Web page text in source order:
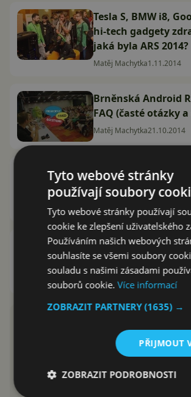
Tesla S, BMW i8,
hi-tech gadgety
jaká byla ARS 2014?
Matěj Machytka1.11.2014
Brněnská Android
FAQ (časté otázky
Matěj Machytka21.10.2014
Auta budoucnosti
i8, Tesla S - přijďte
Matěj Machytka 9.10.2014
Android RoadShow
Budějovice - shrnutí
Štěpán Víteček15.9.2012
Tyto webové stránky
používají soubory
Tyto webové stránky používají
cookie ke zlepšení uživatelského
Používáním našich webových
souhlasíte se všemi soubory
souladu s našimi zásadami
souborů cookie.Více informací
ZOBRAZIT PARTNERY(1635) →
PŘIJMOUT
ZOBRAZIT PODROBNOSTI